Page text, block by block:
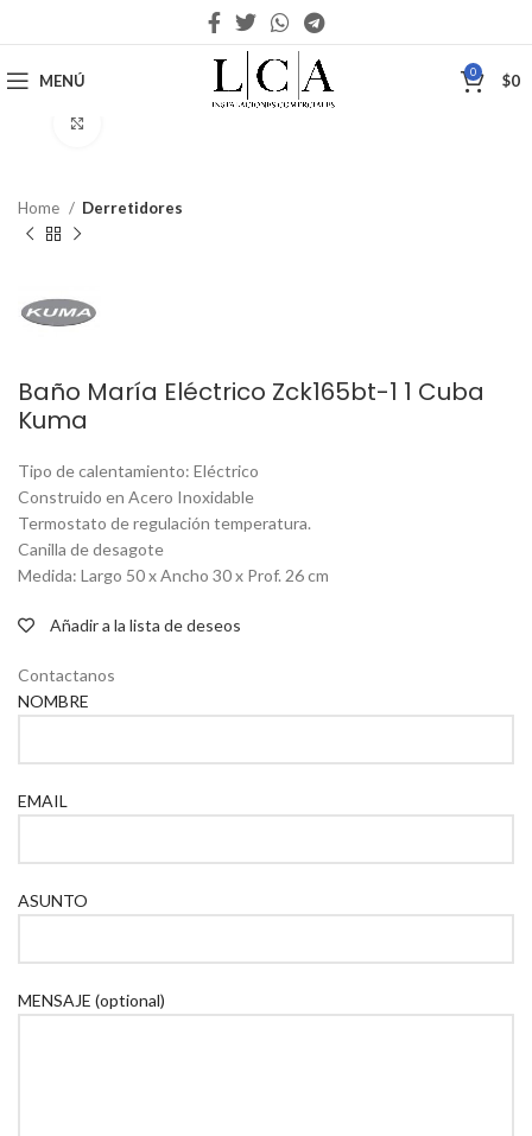
MENÚ 0 $0
Home Derretidores
Baño María Eléctrico Zck165bt-1 1 Cuba
Kuma
Tipo de calentamiento: Eléctrico
Construido en Acero Inoxidable
Termostato de regulación temperatura.
Canilla de desagote
Medida: Largo 50 x Ancho 30 x Prof. 26 cm
Añadir a la lista de deseos
Contactanos
NOMBRE
EMAIL
ASUNTO
MENSAJE (optional)